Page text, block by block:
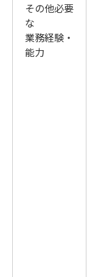
その他必要
な
業務経験・
能力